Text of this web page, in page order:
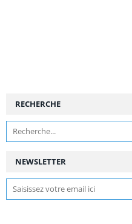
NEWSLETTER
RECHERCHE